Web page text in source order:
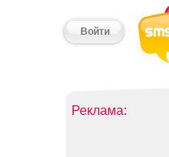
Войти
Реклама: